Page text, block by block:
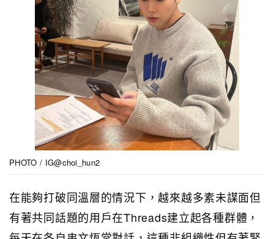
PHOTO / IG@choi_hun2
在能夠打破同溫層的情況下，越來越多素未謀面但
有著共同話題的用戶在Threads建立起各種群體，